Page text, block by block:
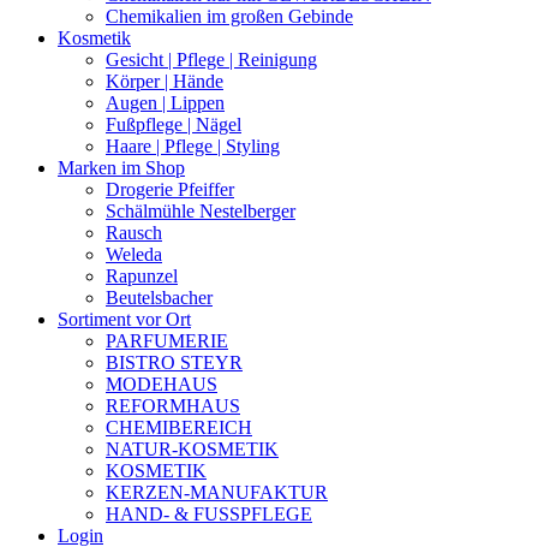
Chemikalien im großen Gebinde
Kosmetik
Gesicht | Pflege | Reinigung
Körper | Hände
Augen | Lippen
Fußpflege | Nägel
Haare | Pflege | Styling
Marken im Shop
Drogerie Pfeiffer
Schälmühle Nestelberger
Rausch
Weleda
Rapunzel
Beutelsbacher
Sortiment vor Ort
PARFUMERIE
BISTRO STEYR
MODEHAUS
REFORMHAUS
CHEMIBEREICH
NATUR-KOSMETIK
KOSMETIK
KERZEN-MANUFAKTUR
HAND- & FUSSPFLEGE
Login